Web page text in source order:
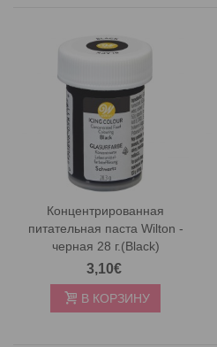
Концентрированная
питательная паста Wilton -
черная 28 г.(Black)
3,10€
В КОРЗИНУ